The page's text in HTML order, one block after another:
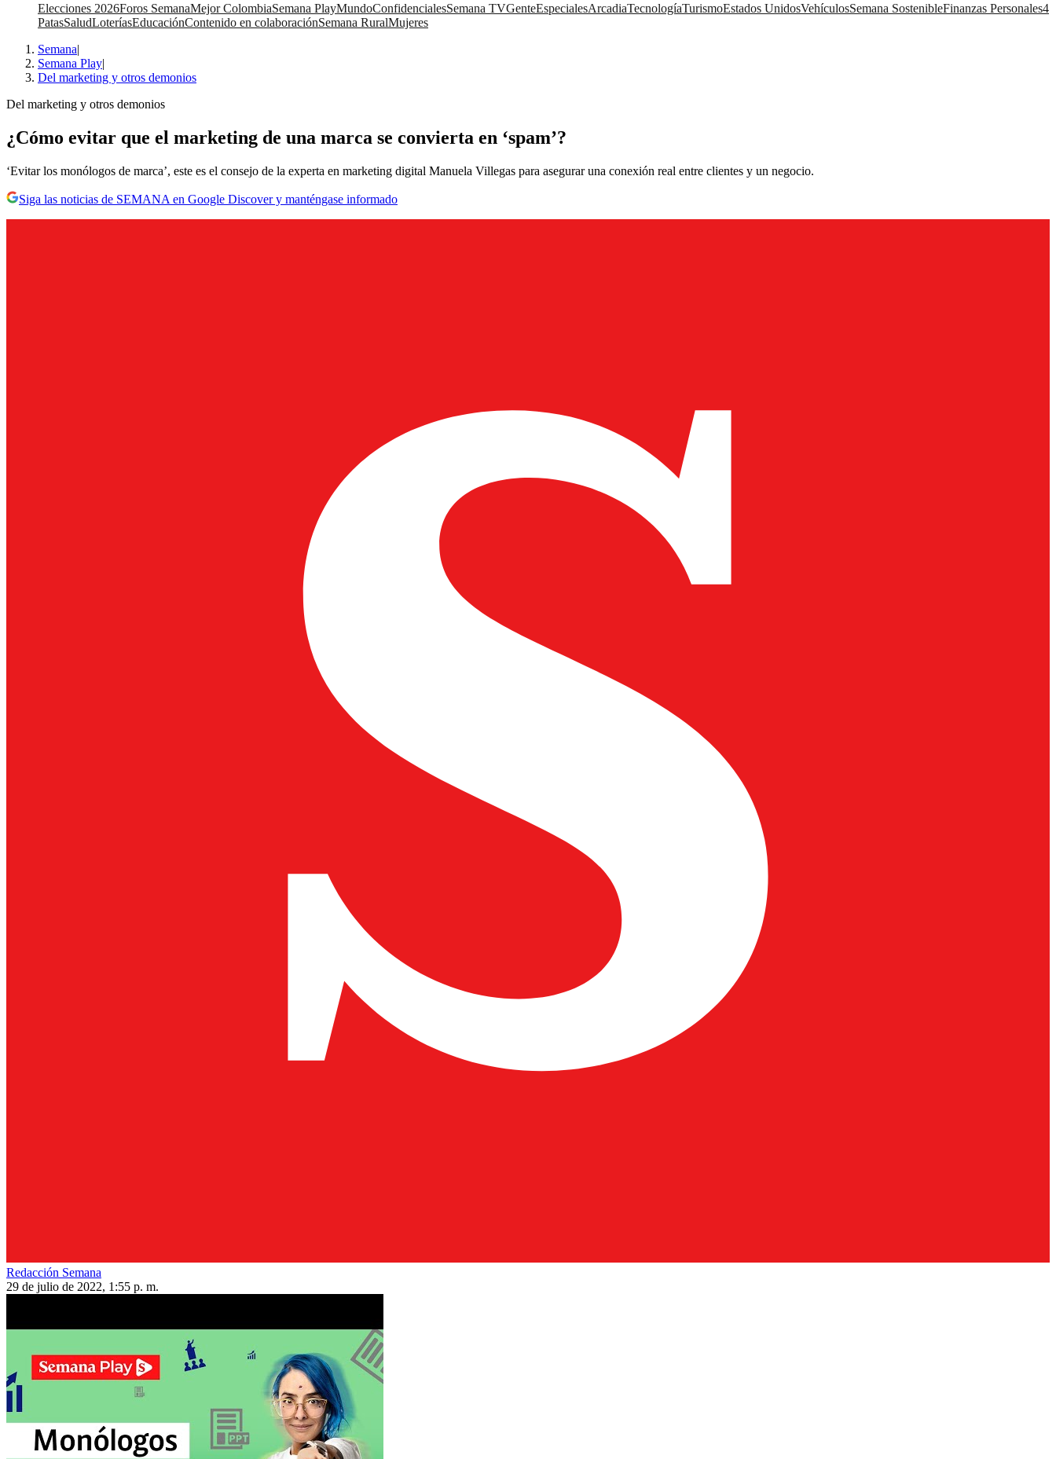
Elecciones 2026Foros SemanaMejor ColombiaSemana PlayMundoConfidencialesSemana TVGenteEspecialesArcadiaTecnologíaTurismoEstados UnidosVehículosSemana SostenibleFinanzas Personales4
PatasSaludLoteríasEducaciónContenido en colaboraciónSemana RuralMujeres
Semana|
Semana Play|
Del marketing y otros demonios
Del marketing y otros demonios
¿Cómo evitar que el marketing de una marca se convierta en ‘spam’?
‘Evitar los monólogos de marca’, este es el consejo de la experta en marketing digital Manuela Villegas para asegurar una conexión real entre clientes y un negocio.
Siga las noticias de SEMANA en Google Discover y manténgase informado
Redacción Semana
29 de julio de 2022, 1:55 p. m.